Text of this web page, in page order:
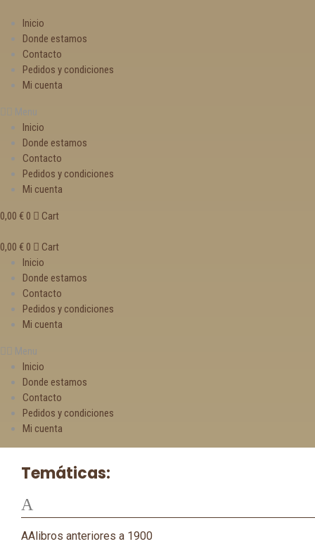
Inicio
Donde estamos
Contacto
Pedidos y condiciones
Mi cuenta
Menu
Inicio
Donde estamos
Contacto
Pedidos y condiciones
Mi cuenta
0,00 € 0 Cart
0,00 € 0
Cart
Inicio
Donde estamos
Contacto
Pedidos y condiciones
Mi cuenta
Menu
Inicio
Donde estamos
Contacto
Pedidos y condiciones
Mi cuenta
Temáticas:
A
AAlibros anteriores a 1900